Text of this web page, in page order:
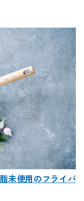
未使用のフライパ